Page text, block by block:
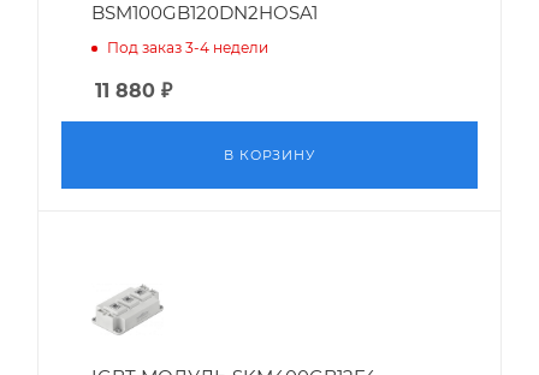
BSM100GB120DN2HOSA1
Под заказ 3-4 недели
11 880 ₽
В КОРЗИНУ